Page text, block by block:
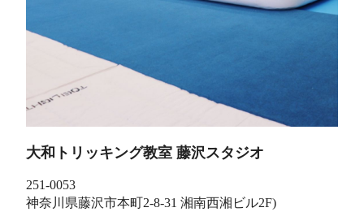
大和トリッキング教室 藤沢スタジオ
251-0053
神奈川県藤沢市本町2-8-31 湘南西湘ビル2F)